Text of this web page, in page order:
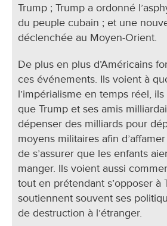
Trump ; Trump a ordonné
du peuple cubain ; et une
déclenchée au Moyen-Orient.
De plus en plus d’Américains
ces événements. Ils voient à
l’impérialisme en temps réel,
que Trump et ses amis
dépenser des milliards pour
moyens militaires afin
de s’assurer que les enfants
manger. Ils voient aussi
tout en prétendant s’opposer à
soutiennent souvent ses
de destruction à l’étranger.